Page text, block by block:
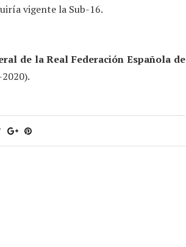
vigente la Sub-16.
de la Real Federación Española de